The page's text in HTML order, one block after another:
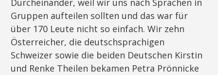
Durcheinander, weil wir uns nach Sprachen in
Gruppen aufteilen sollten und das war für
über 170 Leute nicht so einfach. Wir zehn
Österreicher, die deutschsprachigen
Schweizer sowie die beiden Deutschen Kirstin
und Renke Theilen bekamen Petra Prönnicke